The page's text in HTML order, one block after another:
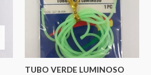
TUBO VERDE LUMINOSO